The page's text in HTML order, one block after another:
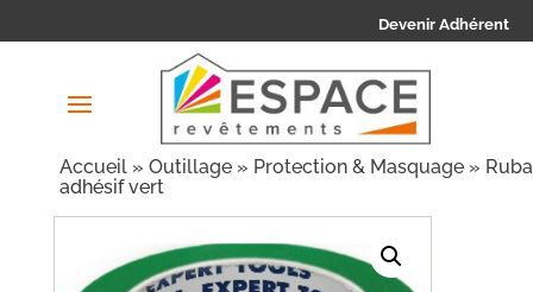
Devenir Adhérent
Accueil » Outillage » Protection & Masquage »
adhésif vert